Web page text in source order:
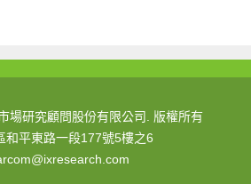
場研究顧問股份有限公司. 版權所有
和平東路一段177號5樓之6